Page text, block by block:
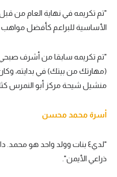
"تم تكريمه في نهاية العام من
الأساسية للبراعم كأفضل مواهب
"تم تكريمه سابقا من أشرف
(مهارتك من بيتك) في بدايته،
منشيل شيحة مركز أبو النمرس
أسرة محمد محسن
"لدي٤ بنات وولد واحد هو محمد.
ذراعي الأيمن".